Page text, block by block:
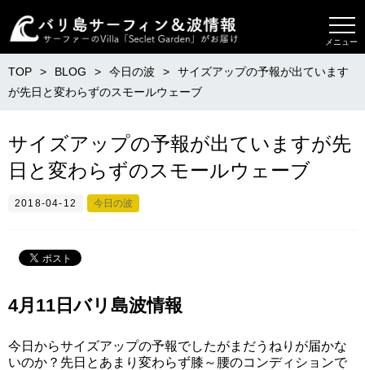
メニュー
TOP BLOG 今日の波
サイズアップの予報が出ています
が先日と変わらずのスモールウェーブ
サイズアップの予報が出ていますが先
日と変わらずのスモールウェーブ
2018-04-12 今日の波
4月11日バリ島波情報
今日からサイズアップの予報でしたがまだうねりが届かな
いのか？先日とあまり変わらず膝～腰のコンディションで